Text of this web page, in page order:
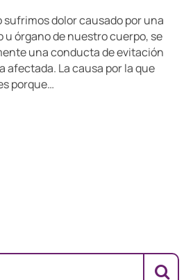
sufrimos dolor causado por una
u órgano de nuestro cuerpo, se
una conducta de evitación
afectada. La causa por la que
porque…